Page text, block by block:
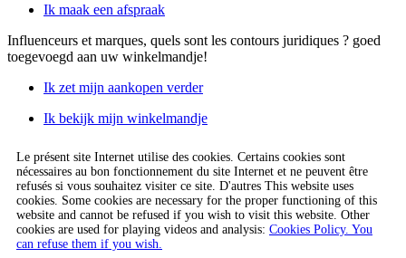
Ik maak een afspraak
Influenceurs et marques, quels sont les contours juridiques ? goed
toegevoegd aan uw winkelmandje!
Ik zet mijn aankopen verder
Ik bekijk mijn winkelmandje
Le présent site Internet utilise des cookies. Certains cookies sont
nécessaires au bon fonctionnement du site Internet et ne peuvent être
refusés si vous souhaitez visiter ce site. D'autres This website uses
cookies. Some cookies are necessary for the proper functioning of this
website and cannot be refused if you wish to visit this website. Other
cookies are used for playing videos and analysis: Cookies Policy. You
can refuse them if you wish.